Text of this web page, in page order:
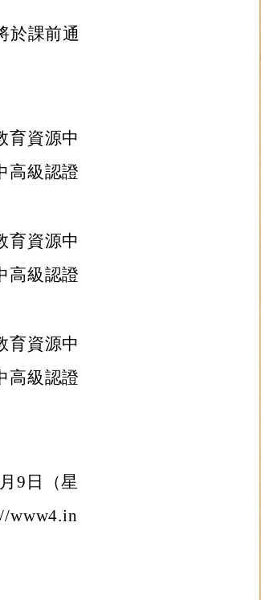
於課前通
育資源中
高級認證
育資源中
高級認證
育資源中
高級認證
9日（星
www4.in